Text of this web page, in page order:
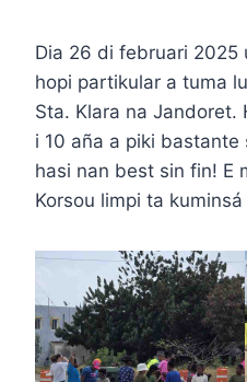
Dia 26 di februari 2025
hopi partikular a tuma
Sta. Klara na
i 10 aña a piki bastante
hasi nan best sin fin! E
Korsou limpi ta